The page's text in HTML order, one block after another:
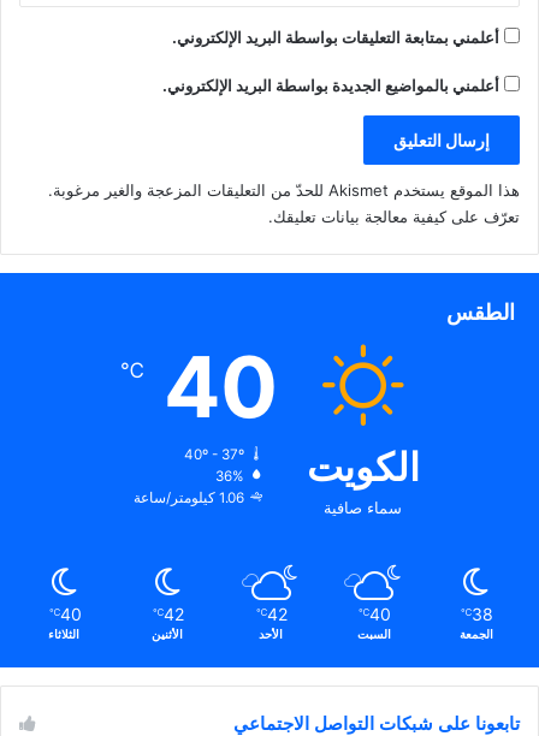
أعلمني بمتابعة التعليقات بواسطة البريد الإلكتروني.
أعلمني بالمواضيع الجديدة بواسطة البريد الإلكتروني.
هذا الموقع يستخدم Akismet للحدّ من التعليقات المزعجة والغير مرغوبة.
تعرّف على كيفية معالجة بيانات تعليقك.
الطقس
الكويت
سماء صافية
40
℃
40º - 37º
36%
1.06 كيلومتر/ساعة
38
℃
الجمعة
40
℃
السبت
42
℃
الأحد
42
℃
الأثنين
40
℃
الثلاثاء
تابعونا على شبكات التواصل الاجتماعي